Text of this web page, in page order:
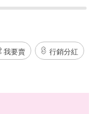
我要賣 行銷分紅